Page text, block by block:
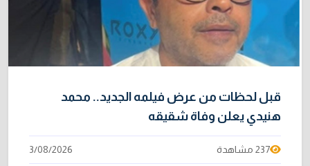
قبل لحظات من عرض فيلمه الجديد.. محمد
هنيدي يعلن وفاة شقيقه
237 مشاهدة 3/08/2026